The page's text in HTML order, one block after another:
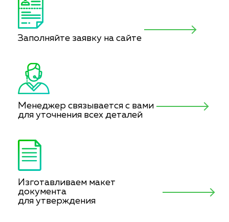
Заполняйте заявку на сайте
Менеджер связывается с вами
для уточнения всех деталей
Изготавливаем макет
документа
для утверждения